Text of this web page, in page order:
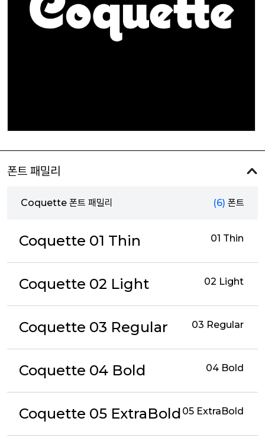
폰트 패밀리
Coquette 폰트 패밀리 (6) 폰트
Coquette 01 Thin 01 Thin
Coquette 02 Light 02 Light
Coquette 03 Regular 03 Regular
Coquette 04 Bold 04 Bold
Coquette 05 ExtraBold 05 ExtraBold